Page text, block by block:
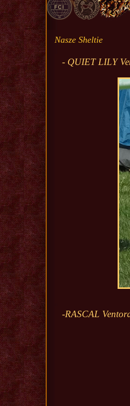
Nasze Sheltie
- QUIET LILY
-RASCAL